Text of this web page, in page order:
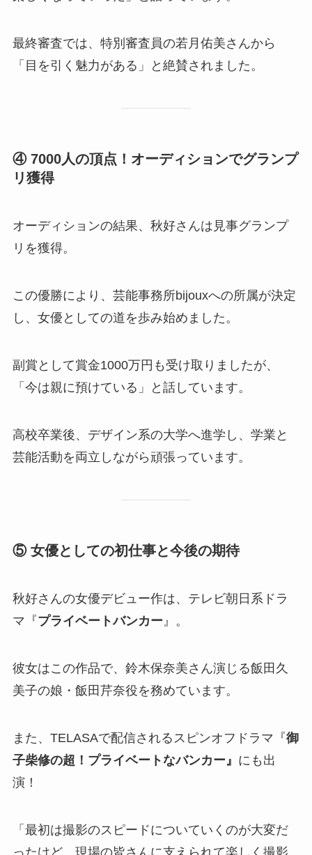
最終審査では、特別審査員の若月佑美さんから
「目を引く魅力がある」と絶賛されました。
④ 7000人の頂点！オーディションでグランプ
リ獲得
オーディションの結果、秋好さんは見事グランプ
リを獲得。
この優勝により、芸能事務所bijouxへの所属が決定
し、女優としての道を歩み始めました。
副賞として賞金1000万円も受け取りましたが、
「今は親に預けている」と話しています。
高校卒業後、デザイン系の大学へ進学し、学業と
芸能活動を両立しながら頑張っています。
⑤ 女優としての初仕事と今後の期待
秋好さんの女優デビュー作は、テレビ朝日系ドラ
マ『プライベートバンカー』。
彼女はこの作品で、鈴木保奈美さん演じる飯田久
美子の娘・飯田芹奈役を務めています。
また、TELASAで配信されるスピンオフドラマ『御
子柴修の超！プライベートなバンカー』 にも出
演！
「最初は撮影のスピードについていくのが大変だ
ったけど、現場の皆さんに支えられて楽しく撮影